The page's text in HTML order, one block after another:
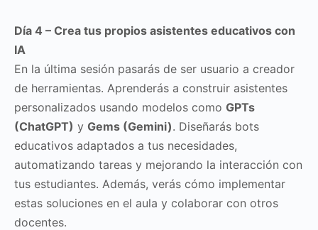
Día 4 – Crea tus propios asistentes educativos con
IA
En la última sesión pasarás de ser usuario a creador
de herramientas. Aprenderás a construir asistentes
personalizados usando modelos como GPTs
(ChatGPT) y Gems (Gemini). Diseñarás bots
educativos adaptados a tus necesidades,
automatizando tareas y mejorando la interacción con
tus estudiantes. Además, verás cómo implementar
estas soluciones en el aula y colaborar con otros
docentes.